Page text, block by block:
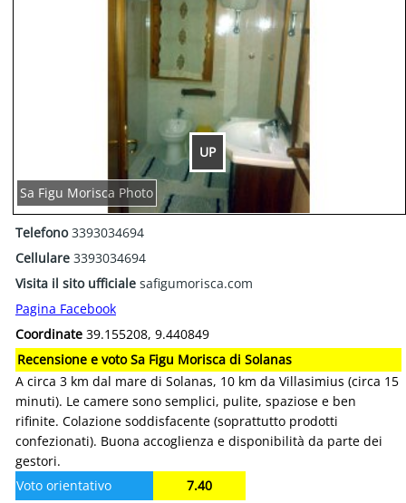
UP
Sa Figu Morisca Photo
Telefono3393034694
Cellulare 3393034694
Visita il sito ufficiale safigumorisca.com
Pagina Facebook
Coordinate 39.155208, 9.440849
Recensione e voto Sa Figu Morisca di Solanas
A circa 3 km dal mare di Solanas, 10 km da Villasimius (circa 15
minuti). Le camere sono semplici, pulite, spaziose e ben
rifinite. Colazione soddisfacente (soprattutto prodotti
confezionati). Buona accoglienza e disponibilità da parte dei
gestori.
Voto orientativo
7.40